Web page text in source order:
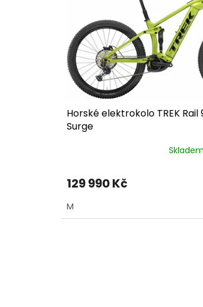
d
u
Horské elektrokolo TREK Rail
Surge
129 990 Kč
M